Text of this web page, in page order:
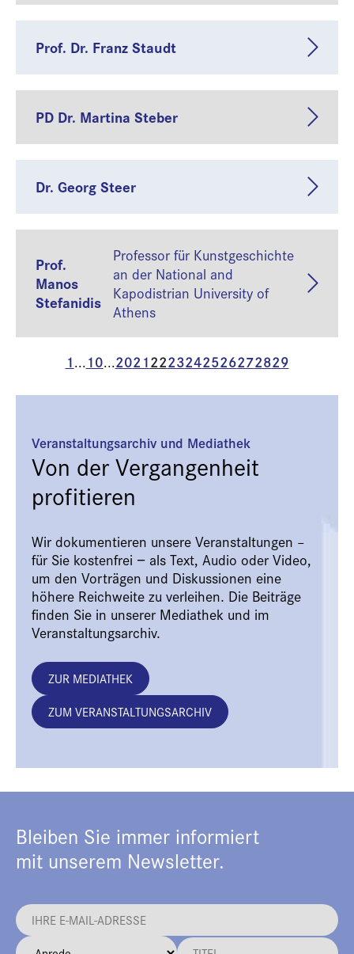
Prof. Dr. Franz Staudt
PD Dr. Martina Steber
Dr. Georg Steer
Prof.
Manos
Stefanidis
Professor für Kunstgeschichte
an der National and
Kapodistrian University of
Athens
1...10...20212223242526272829
Veranstaltungsarchiv und Mediathek
Von der Vergangenheit
profitieren
Wir dokumentieren unsere Veranstaltungen –
für Sie kostenfrei − als Text, Audio oder Video,
um den Vorträgen und Diskussionen eine
höhere Reichweite zu verleihen. Die Beiträge
finden Sie in unserer Mediathek und im
Veranstaltungsarchiv.
ZUR MEDIATHEK
ZUM VERANSTALTUNGSARCHIV
Bleiben Sie immer informiert
mit unserem Newsletter.